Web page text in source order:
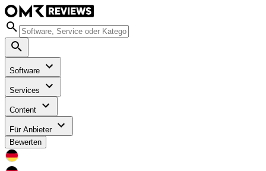
Software
Services
Content
Für Anbieter
Bewerten